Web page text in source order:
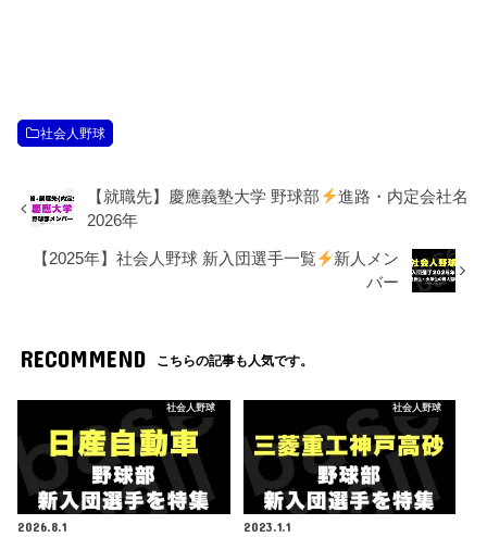
社会人野球
【就職先】慶應義塾大学 野球部
進路・内定会社名
2026年
【2025年】社会人野球 新入団選手一覧
新人メン
バー
RECOMMEND こちらの記事も人気です。
社会人野球
2026.8.1
社会人野球
2023.1.1